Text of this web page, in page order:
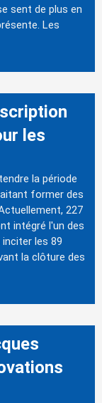
sent de plus en
Les
les
la période
former des
227
intégré l'un des
inciter les 89
la clôture des